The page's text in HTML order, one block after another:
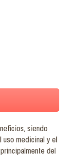
siendo
uso medicinal y el
del